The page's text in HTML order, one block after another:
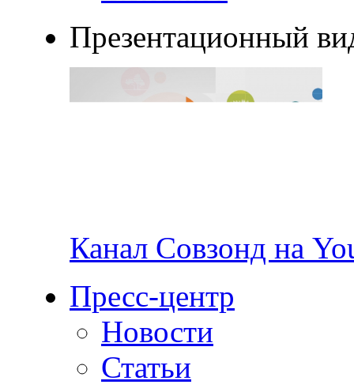
Презентационный
Канал Совзонд на
Пресс-центр
Новости
Статьи